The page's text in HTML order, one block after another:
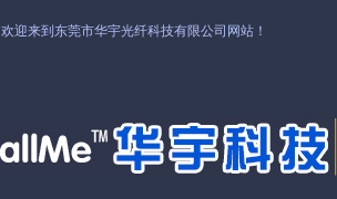
欢迎来到东莞市华宇光纤科技有限公司网站！